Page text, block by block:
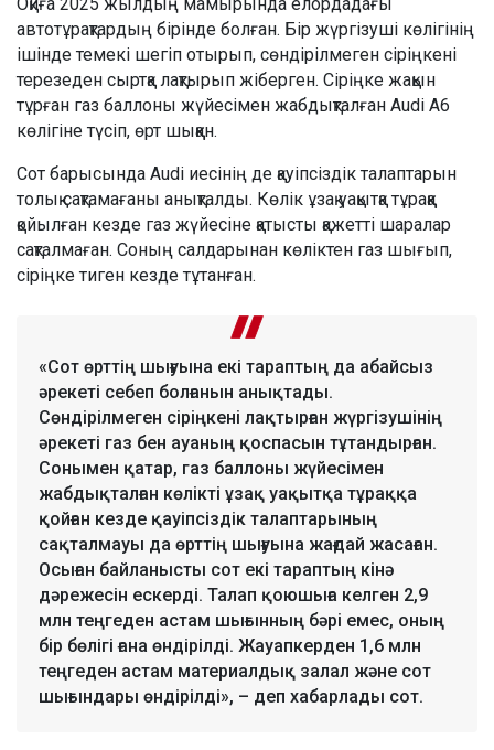
автотұрақтардың бірінде болған. Бір жүргізуші көлігінің
ішінде темекі шегіп отырып, сөндірілмеген сіріңкені
терезеден сыртқа лақтырып жіберген. Сіріңке жақын
тұрған газ баллоны жүйесімен жабдықталған Audi A6
көлігіне түсіп, өрт шыққан.
Сот барысында Audi иесінің де қауіпсіздік талаптарын
толық сақтамағаны анықталды. Көлік ұзақ уақытқа тұраққа
қойылған кезде газ жүйесіне қатысты қажетті шаралар
сақталмаған. Соның салдарынан көліктен газ шығып,
сіріңке тиген кезде тұтанған.
«Сот өрттің шығуына екі тараптың да абайсыз
әрекеті себеп болғанын анықтады.
Сөндірілмеген сіріңкені лақтырған жүргізушінің
әрекеті газ бен ауаның қоспасын тұтандырған.
Сонымен қатар, газ баллоны жүйесімен
жабдықталған көлікті ұзақ уақытқа тұраққа
қойған кезде қауіпсіздік талаптарының
сақталмауы да өрттің шығуына жағдай жасаған.
Осыған байланысты сот екі тараптың кінә
дәрежесін ескерді. Талап қоюшыға келген 2,9
млн теңгеден астам шығынның бәрі емес, оның
бір бөлігі ғана өндірілді. Жауапкерден 1,6 млн
теңгеден астам материалдық залал және сот
шығындары өндірілді», – деп хабарлады сот.